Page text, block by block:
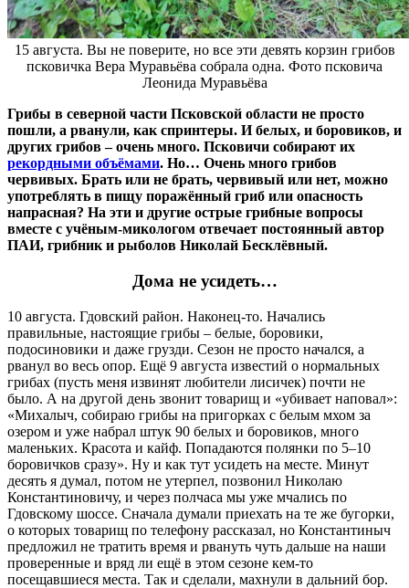
15 августа. Вы не поверите, но все эти девять корзин грибов
псковичка Вера Муравьёва собрала одна. Фото псковича
Леонида Муравьёва
Грибы в северной части Псковской области не просто
пошли, а рванули, как спринтеры. И белых, и боровиков, и
других грибов – очень много. Псковичи собирают их
рекордными объёмами. Но… Очень много грибов
червивых. Брать или не брать, червивый или нет, можно
употреблять в пищу поражённый гриб или опасность
напрасная? На эти и другие острые грибные вопросы
вместе с учёным-микологом отвечает постоянный автор
ПАИ, грибник и рыболов Николай Бесклёвный.
Дома не усидеть…
10 августа. Гдовский район. Наконец-то. Начались
правильные, настоящие грибы – белые, боровики,
подосиновики и даже грузди. Сезон не просто начался, а
рванул во весь опор. Ещё 9 августа известий о нормальных
грибах (пусть меня извинят любители лисичек) почти не
было. А на другой день звонит товарищ и «убивает наповал»:
«Михалыч, собираю грибы на пригорках с белым мхом за
озером и уже набрал штук 90 белых и боровиков, много
маленьких. Красота и кайф. Попадаются полянки по 5–10
боровичков сразу». Ну и как тут усидеть на месте. Минут
десять я думал, потом не утерпел, позвонил Николаю
Константиновичу, и через полчаса мы уже мчались по
Гдовскому шоссе. Сначала думали приехать на те же бугорки,
о которых товарищ по телефону рассказал, но Константиныч
предложил не тратить время и рвануть чуть дальше на наши
проверенные и вряд ли ещё в этом сезоне кем-то
посещавшиеся места. Так и сделали, махнули в дальний бор.